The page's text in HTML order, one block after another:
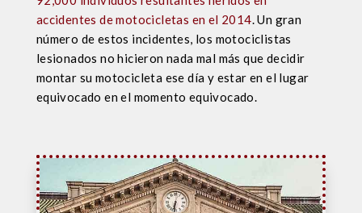
accidentes de motocicletas en el 2014. Un gran
número de estos incidentes, los motociclistas
lesionados no hicieron nada mal más que decidir
montar su motocicleta ese día y estar en el lugar
equivocado en el momento equivocado.